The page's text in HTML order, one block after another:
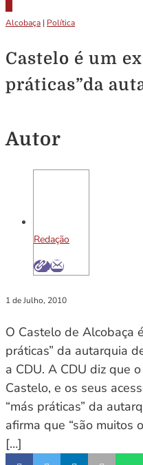
Alcobaça | Política
Castelo é um
práticas”da
Autor
Redação
1 de Julho, 2010
O Castelo de Alcobaça
práticas” da autarquia
a CDU. A CDU diz que
Castelo, e os seus
“más práticas” da
afirma que “são muitos
[…]